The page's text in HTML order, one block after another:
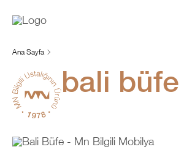
Ana Sayfa
bali büfe